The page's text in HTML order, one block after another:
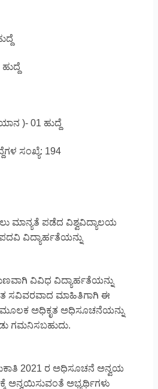
)- 01 ಹುದ್ದೆ
ಸಂಖ್ಯೆ: 194
ಮಾನ್ಯತೆ ಪಡೆದ ವಿಶ್ವವಿದ್ಯಾಲಯ
ವಿದ್ಯಾರ್ಹತೆಯನ್ನು
ವಿವಿಧ ವಿದ್ಯಾರ್ಹತೆಯನ್ನು
ಸವಿವರವಾದ ಮಾಹಿತಿಗಾಗಿ ಈ
ಅಧಿಕೃತ ಅಧಿಸೂಚನೆಯನ್ನು
ಗಮನಿಸಬಹುದು.
2021 ರ ಅಧಿಸೂಚನೆ ಅನ್ವಯ
ಅನ್ವಯಿಸುವಂತೆ ಅಭ್ಯರ್ಥಿಗಳು